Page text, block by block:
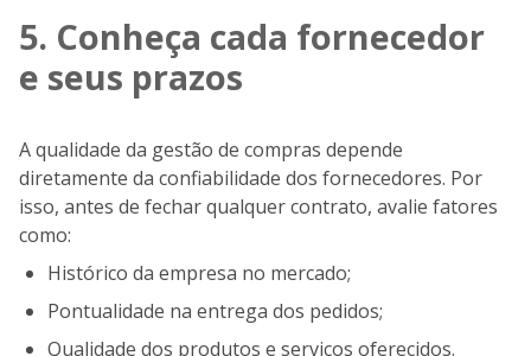
5. Conheça cada fornecedor
e seus prazos
A qualidade da gestão de compras depende
diretamente da confiabilidade dos fornecedores. Por
isso, antes de fechar qualquer contrato, avalie fatores
como:
Histórico da empresa no mercado;
Pontualidade na entrega dos pedidos;
Qualidade dos produtos e serviços oferecidos.